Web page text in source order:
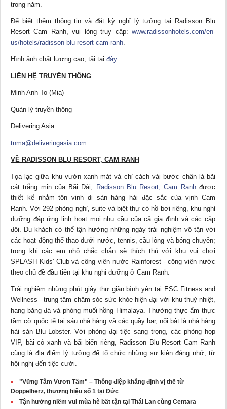
trong năm.
Để biết thêm thông tin và đặt kỳ nghỉ lý tưởng tại Radisson Blu
Resort Cam Ranh, vui lòng truy cập: www.radissonhotels.com/en-
us/hotels/radisson-blu-resort-cam-ranh.
Hình ảnh chất lượng cao, tải tại đây
LIÊN HỆ TRUYỀN THÔNG
Minh Anh To (Mia)
Quản lý truyền thông
Delivering Asia
tnma@deliveringasia.com
VỀ RADISSON BLU RESORT, CAM RANH
Tọa lạc giữa khu vườn xanh mát và chỉ cách vài bước chân là bãi
cát trắng mịn của Bãi Dài,
Radisson Blu Resort, Cam Ranhđược
thiết kế nhằm tôn vinh di sản hàng hải đặc sắc của vịnh Cam
Ranh. Với 292 phòng nghỉ, suite và biệt thự có hồ bơi riêng, khu nghỉ
dưỡng đáp ứng linh hoạt mọi nhu cầu của cả gia đình và các cặp
đôi. Du khách có thể tận hưởng những ngày trải nghiệm vô tận với
các hoạt động thể thao dưới nước, tennis, cầu lông và bóng chuyền;
trong khi các em nhỏ chắc chắn sẽ thích thú với khu vui chơi
SPLASH Kids' Club và công viên nước Rainforest - công viên nước
theo chủ đề đầu tiên tại khu nghỉ dưỡng ở Cam Ranh.
Trải nghiệm những phút giây thư giãn bình yên tại ESC Fitness and
Wellness - trung tâm chăm sóc sức khỏe hiện đại với khu thuỷ nhiệt,
hang băng đá và phòng muối hồng Himalaya. Thưởng thực ẩm thực
tầm cỡ quốc tế tại sáu nhà hàng và các quầy bar, nổi bật là nhà hàng
hải sản Blu Lobster. Với phòng đại tiệc sang trọng, các phòng họp
VIP, bãi cỏ xanh và bãi biển riêng, Radisson Blu Resort Cam Ranh
cũng là địa điểm lý tưởng để tổ chức những sự kiện đáng nhớ, từ
hội nghị đến tiệc cưới.
"Vững Tâm Vươn Tầm" – Thông điệp khẳng định vị thế từ
Doppelherz, thương hiệu số 1 tại Đức
Tận hưởng niềm vui mùa hè bất tận tại Thái Lan cùng Centara